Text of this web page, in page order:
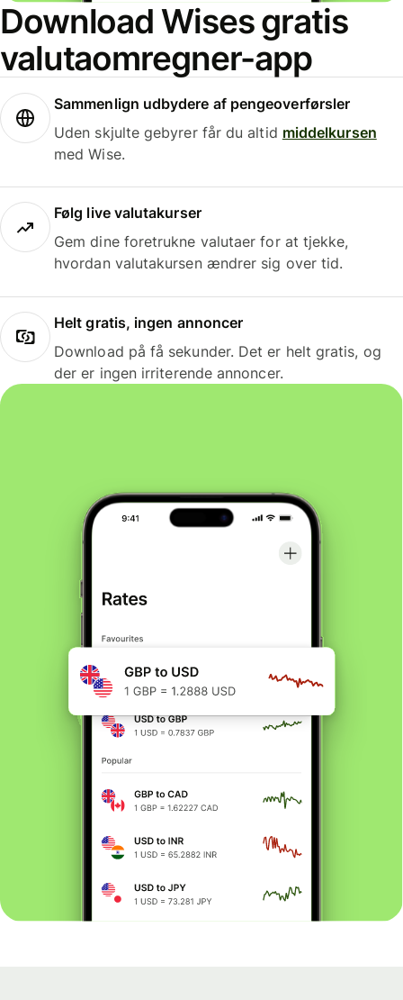
Download Wises gratis
valutaomregner-app
Sammenlign udbydere af pengeoverførsler
Uden skjulte gebyrer får du altid middelkursen
med Wise.
Følg live valutakurser
Gem dine foretrukne valutaer for at tjekke,
hvordan valutakursen ændrer sig over tid.
Helt gratis, ingen annoncer
Download på få sekunder. Det er helt gratis, og
der er ingen irriterende annoncer.